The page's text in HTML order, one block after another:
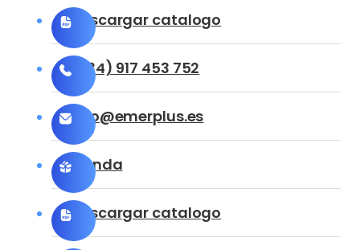
Descargar catalogo
(+34) 917 453 752
info@emerplus.es
Tienda
Descargar catalogo